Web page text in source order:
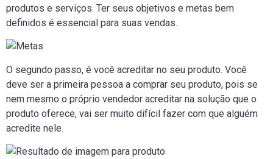
produtos e serviços. Ter seus objetivos e metas bem
definidos é essencial para suas vendas.
O segundo passo, é você acreditar no seu produto. Você
deve ser a primeira pessoa a comprar seu produto, pois se
nem mesmo o próprio vendedor acreditar na solução que o
produto oferece, vai ser muito difícil fazer com que alguém
acredite nele.